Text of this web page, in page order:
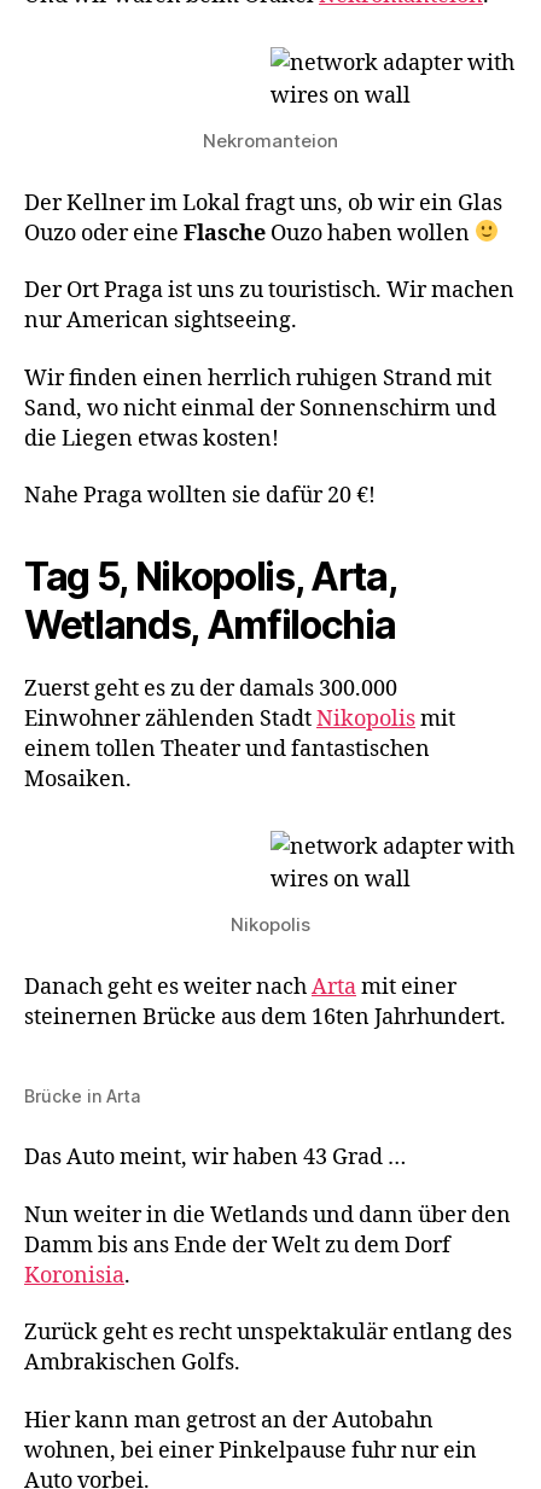
Nekromanteion
Der Kellner im Lokal fragt uns, ob wir ein Glas
Ouzo oder eine Flasche Ouzo haben wollen
Der Ort Praga ist uns zu touristisch. Wir machen
nur American sightseeing.
Wir finden einen herrlich ruhigen Strand mit
Sand, wo nicht einmal der Sonnenschirm und
die Liegen etwas kosten!
Nahe Praga wollten sie dafür 20 €!
Tag 5, Nikopolis, Arta,
Wetlands, Amfilochia
Zuerst geht es zu der damals 300.000
Einwohner zählenden StadtNikopolismit
einem tollen Theater und fantastischen
Mosaiken.
Nikopolis
Danach geht es weiter nachArtamit einer
steinernen Brücke aus dem 16ten Jahrhundert.
Brücke in Arta
Das Auto meint, wir haben 43 Grad …
Nun weiter in die Wetlands und dann über den
Damm bis ans Ende der Welt zu dem Dorf
Koronisia.
Zurück geht es recht unspektakulär entlang des
Ambrakischen Golfs.
Hier kann man getrost an der Autobahn
wohnen, bei einer Pinkelpause fuhr nur ein
Auto vorbei.